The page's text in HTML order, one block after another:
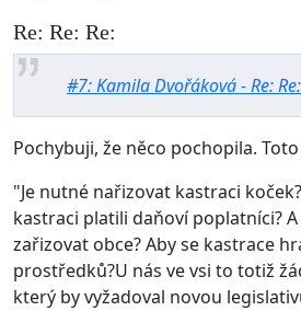
Re: Re: Re:
#7: Kamila Dvořáková - Re: Re:
Pochybuji, že něco pochopila.
"Je nutné nařizovat kastraci
kastraci platili daňoví poplatníci?
zařizovat obce? Aby se kastrace
prostředků?U nás ve vsi to totiž
který by vyžadoval novou